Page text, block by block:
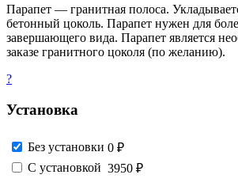
Парапет — гранитная полоса.
бетонный цоколь. Парапет нужен для
завершающего вида. Парапет является
заказе гранитного цоколя (по желанию).
?
Установка
Без установки 0 ₽
С установкой 3950 ₽